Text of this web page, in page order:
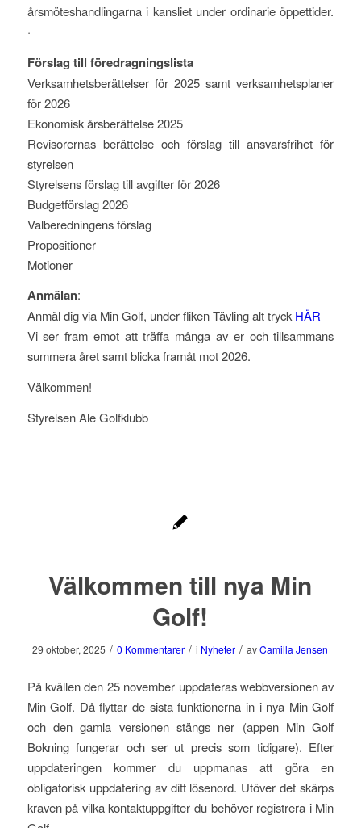
årsmöteshandlingarna i kansliet under ordinarie öppettider.
·
Förslag till föredragningslista
Verksamhetsberättelser för 2025 samt verksamhetsplaner
för 2026
Ekonomisk årsberättelse 2025
Revisorernas berättelse och förslag till ansvarsfrihet för
styrelsen
Styrelsens förslag till avgifter för 2026
Budgetförslag 2026
Valberedningens förslag
Propositioner
Motioner
Anmälan:
Anmäl dig via Min Golf, under fliken Tävling alt tryckHÄR
Vi ser fram emot att träffa många av er och tillsammans
summera året samt blicka framåt mot 2026.
Välkommen!
Styrelsen Ale Golfklubb
Välkommen till nya Min
Golf!
29 oktober, 2025 / 0 Kommentarer / i Nyheter / avCamilla Jensen
På kvällen den 25 november uppdateras webbversionen av
Min Golf. Då flyttar de sista funktionerna in i nya Min Golf
och den gamla versionen stängs ner (appen Min Golf
Bokning fungerar och ser ut precis som tidigare). Efter
uppdateringen kommer du uppmanas att göra en
obligatorisk uppdatering av ditt lösenord. Utöver det skärps
kraven på vilka kontaktuppgifter du behöver registrera i Min